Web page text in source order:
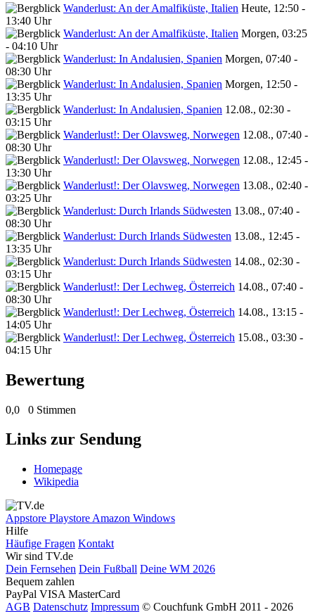
Wanderlust: An der Amalfiküste, Italien Heute, 12:50 -
13:40 Uhr
Wanderlust: An der Amalfiküste, Italien Morgen, 03:25
- 04:10 Uhr
Wanderlust: In Andalusien, Spanien Morgen, 07:40 -
08:30 Uhr
Wanderlust: In Andalusien, Spanien Morgen, 12:50 -
13:35 Uhr
Wanderlust: In Andalusien, Spanien 12.08., 02:30 -
03:15 Uhr
Wanderlust!: Der Olavsweg, Norwegen 12.08., 07:40 -
08:30 Uhr
Wanderlust!: Der Olavsweg, Norwegen 12.08., 12:45 -
13:30 Uhr
Wanderlust!: Der Olavsweg, Norwegen 13.08., 02:40 -
03:25 Uhr
Wanderlust: Durch Irlands Südwesten 13.08., 07:40 -
08:30 Uhr
Wanderlust: Durch Irlands Südwesten 13.08., 12:45 -
13:35 Uhr
Wanderlust: Durch Irlands Südwesten 14.08., 02:30 -
03:15 Uhr
Wanderlust!: Der Lechweg, Österreich 14.08., 07:40 -
08:30 Uhr
Wanderlust!: Der Lechweg, Österreich 14.08., 13:15 -
14:05 Uhr
Wanderlust!: Der Lechweg, Österreich 15.08., 03:30 -
04:15 Uhr
Bewertung
0,0 0 Stimmen
Links zur Sendung
Homepage
Wikipedia
Appstore Playstore Amazon Windows
Hilfe
Häufige Fragen Kontakt
Wir sind TV.de
Dein Fernsehen Dein Fußball Deine WM 2026
Bequem zahlen
PayPal VISA MasterCard
AGB Datenschutz Impressum © Couchfunk GmbH 2011 - 2026